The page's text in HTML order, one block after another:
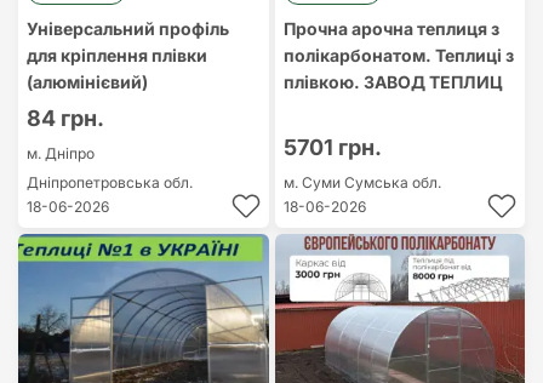
Універсальний профіль
для кріплення плівки
(алюмінієвий)
84 грн.
м. Дніпро
Дніпропетровська обл.
18-06-2026
Прочна арочна теплиця з
полікарбонатом. Теплиці з
плівкою. ЗАВОД ТЕПЛИЦ
5701 грн.
м. Суми Сумська обл.
18-06-2026